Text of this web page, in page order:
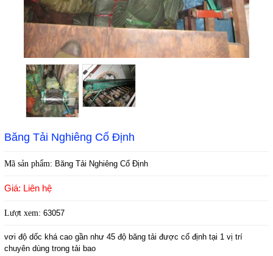
Băng Tải Nghiêng Cố Định
Mã sản phẩm: Băng Tải Nghiêng Cố Định
Giá: Liên hệ
Lượt xem: 63057
vơi độ dốc khá cao gần như 45 độ băng tải được cố định tại 1 vị trí
chuyên dùng trong tải bao